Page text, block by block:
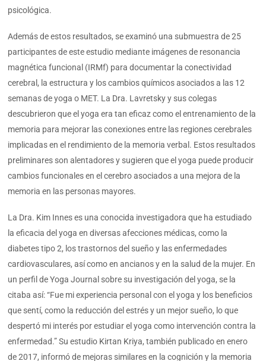
psicológica.
Además de estos resultados, se examinó una submuestra de 25
participantes de este estudio mediante imágenes de resonancia
magnética funcional (IRMf) para documentar la conectividad
cerebral, la estructura y los cambios químicos asociados a las 12
semanas de yoga o MET. La Dra. Lavretsky y sus colegas
descubrieron que el yoga era tan eficaz como el entrenamiento de la
memoria para mejorar las conexiones entre las regiones cerebrales
implicadas en el rendimiento de la memoria verbal. Estos resultados
preliminares son alentadores y sugieren que el yoga puede producir
cambios funcionales en el cerebro asociados a una mejora de la
memoria en las personas mayores.
La Dra. Kim Innes es una conocida investigadora que ha estudiado
la eficacia del yoga en diversas afecciones médicas, como la
diabetes tipo 2, los trastornos del sueño y las enfermedades
cardiovasculares, así como en ancianos y en la salud de la mujer. En
un perfil de Yoga Journal sobre su investigación del yoga, se la
citaba así: “Fue mi experiencia personal con el yoga y los beneficios
que sentí, como la reducción del estrés y un mejor sueño, lo que
despertó mi interés por estudiar el yoga como intervención contra la
enfermedad.” Su estudio Kirtan Kriya, también publicado en enero
de 2017, informó de mejoras similares en la cognición y la memoria